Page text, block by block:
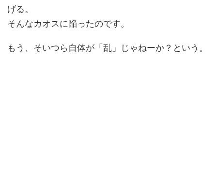
げる。
そんなカオスに陥ったのです。
もう、そいつら自体が「乱」じゃねーか？という。